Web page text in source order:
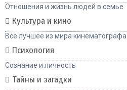
Отношения и жизнь людей в семье
Культура и кино
Все лучшее из мира кинематографа
Психология
Сознание и личность
Тайны и загадки